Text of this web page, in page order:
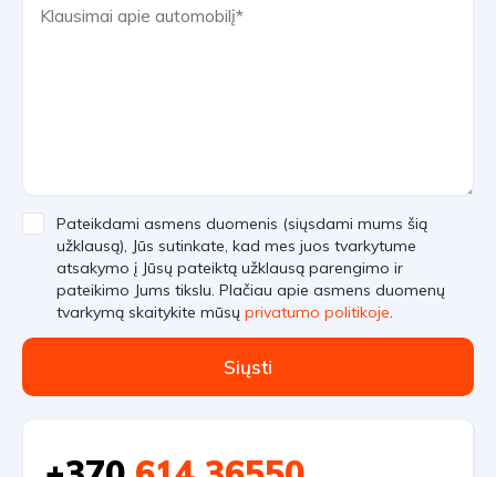
Pateikdami asmens duomenis (siųsdami mums šią
užklausą), Jūs sutinkate, kad mes juos tvarkytume
atsakymo į Jūsų pateiktą užklausą parengimo ir
pateikimo Jums tikslu. Plačiau apie asmens duomenų
tvarkymą skaitykite mūsų privatumo politikoje.
Siųsti